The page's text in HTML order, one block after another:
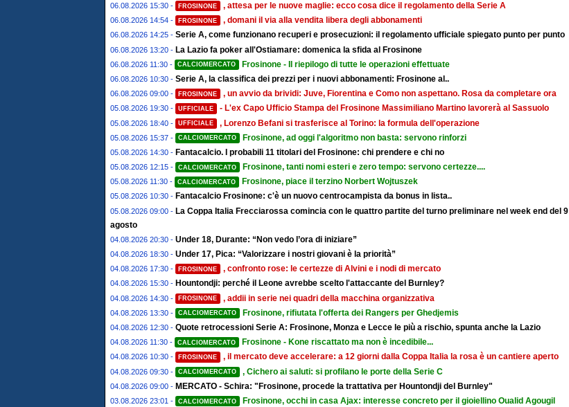
06.08.2026 15:30 - FROSINONE , attesa per le nuove maglie: ecco cosa dice il regolamento della Serie A
06.08.2026 14:54 - FROSINONE , domani il via alla vendita libera degli abbonamenti
06.08.2026 14:25 - Serie A, come funzionano recuperi e prosecuzioni: il regolamento ufficiale spiegato punto per punto
06.08.2026 13:20 - La Lazio fa poker all'Ostiamare: domenica la sfida al Frosinone
06.08.2026 11:30 - CALCIOMERCATO Frosinone - Il riepilogo di tutte le operazioni effettuate
06.08.2026 10:30 - Serie A, la classifica dei prezzi per i nuovi abbonamenti: Frosinone al..
06.08.2026 09:00 - FROSINONE , un avvio da brividi: Juve, Fiorentina e Como non aspettano. Rosa da completare ora
05.08.2026 19:30 - UFFICIALE - L'ex Capo Ufficio Stampa del Frosinone Massimiliano Martino lavorerà al Sassuolo
05.08.2026 18:40 - UFFICIALE , Lorenzo Befani si trasferisce al Torino: la formula dell'operazione
05.08.2026 15:37 - CALCIOMERCATO Frosinone, ad oggi l'algoritmo non basta: servono rinforzi
05.08.2026 14:30 - Fantacalcio. I probabili 11 titolari del Frosinone: chi prendere e chi no
05.08.2026 12:15 - CALCIOMERCATO Frosinone, tanti nomi esteri e zero tempo: servono certezze....
05.08.2026 11:30 - CALCIOMERCATO Frosinone, piace il terzino Norbert Wojtuszek
05.08.2026 10:30 - Fantacalcio Frosinone: c'è un nuovo centrocampista da bonus in lista..
05.08.2026 09:00 - La Coppa Italia Frecciarossa comincia con le quattro partite del turno preliminare nel week end del 9
agosto
04.08.2026 20:30 - Under 18, Durante: “Non vedo l’ora di iniziare”
04.08.2026 18:30 - Under 17, Pica: “Valorizzare i nostri giovani è la priorità”
04.08.2026 17:30 - FROSINONE , confronto rose: le certezze di Alvini e i nodi di mercato
04.08.2026 15:30 - Hountondji: perché il Leone avrebbe scelto l'attaccante del Burnley?
04.08.2026 14:30 - FROSINONE , addii in serie nei quadri della macchina organizzativa
04.08.2026 13:30 - CALCIOMERCATO Frosinone, rifiutata l'offerta dei Rangers per Ghedjemis
04.08.2026 12:30 - Quote retrocessioni Serie A: Frosinone, Monza e Lecce le più a rischio, spunta anche la Lazio
04.08.2026 11:30 - CALCIOMERCATO Frosinone - Kone riscattato ma non è incedibile...
04.08.2026 10:30 - FROSINONE , il mercato deve accelerare: a 12 giorni dalla Coppa Italia la rosa è un cantiere aperto
04.08.2026 09:30 - CALCIOMERCATO , Cichero ai saluti: si profilano le porte della Serie C
04.08.2026 09:00 - MERCATO - Schira: "Frosinone, procede la trattativa per Hountondji del Burnley"
03.08.2026 23:01 - CALCIOMERCATO Frosinone, occhi in casa Ajax: interesse concreto per il gioiellino Oualid Agougil